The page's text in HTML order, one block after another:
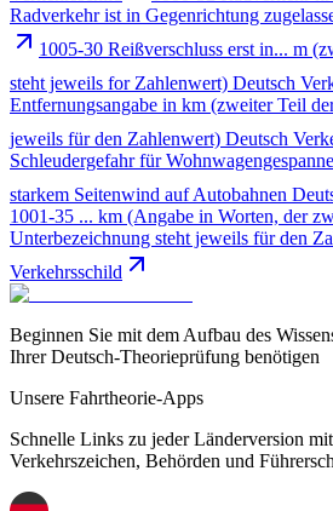
Radverkehr ist in Gegenrichtung
1005-30 Reißverschluss erst in... m
steht jeweils for Zahlenwert) Deutsch
Entfernungsangabe in km (zweiter Teil
jeweils für den Zahlenwert) Deutsch
Schleudergefahr für
starkem Seitenwind auf Autobahnen
1001-35 ... km (Angabe in Worten, der
Unterbezeichnung steht jeweils für den
Verkehrsschild
Beginnen Sie mit dem Aufbau des
Ihrer Deutsch-Theorieprüfung benötigen
Unsere Fahrtheorie-Apps
Schnelle Links zu jeder Länderversion
Verkehrszeichen, Behörden und